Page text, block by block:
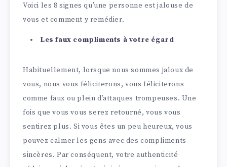
Voici les 8 signes qu’une personne est jalouse de
vous et comment y remédier.
Les faux compliments à votre égard
Habituellement, lorsque nous sommes jaloux de
vous, nous vous féliciterons, vous féliciterons
comme faux ou plein d’attaques trompeuses. Une
fois que vous vous serez retourné, vous vous
sentirez plus. Si vous êtes un peu heureux, vous
pouvez calmer les gens avec des compliments
sincères. Par conséquent, votre authenticité